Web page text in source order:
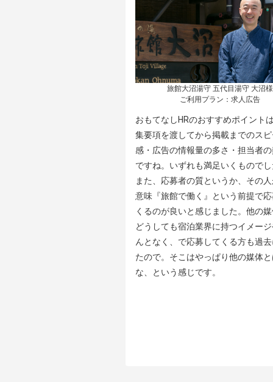
旅館大沼湯守 五代目湯守 大沼様
ご利用プラン：求人広告
おもてなしHRのおすすめポイント
集要項を渡してから掲載までのス
感・広告の情報量の多さ・担当者
ですね。いずれも満足いくもので
また、応募者の質というか、その
意味『旅館で働く』という前提で
くるのが良いと感じました。他の
どうしても宿泊業界に持つイメー
んとなく、で応募してくる方も過
たので。そこはやっぱり他の媒体
な、という感じです。